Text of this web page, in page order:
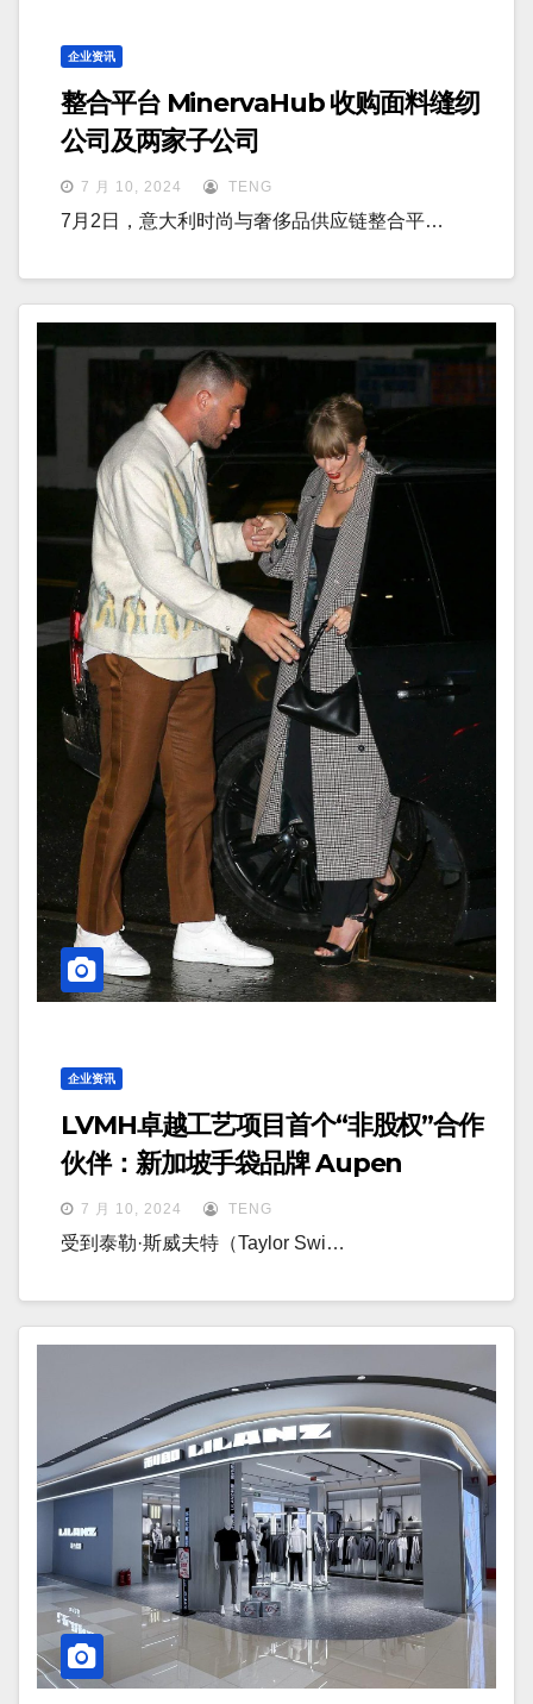
企业资讯
整合平台 MinervaHub 收购面料缝纫
公司及两家子公司
7 月 10, 2024 TENG
7月2日，意大利时尚与奢侈品供应链整合平…
企业资讯
LVMH卓越工艺项目首个“非股权”合作
伙伴：新加坡手袋品牌 Aupen
7 月 10, 2024 TENG
受到泰勒·斯威夫特（Taylor Swi…